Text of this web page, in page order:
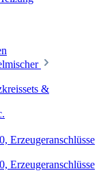
&
Erzeugeranschlüsse
Erzeugeranschlüsse